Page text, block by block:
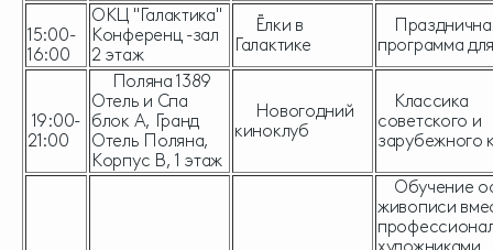
15:00-
16:00
ОКЦ "Галактика"
Конференц -зал
2 этаж
Ёлки в
Галактике
программа
19:00-
21:00
Поляна 1389
Отель и Спа
блок А, Гранд
Отель Поляна,
Корпус В, 1 этаж
Новогодний
киноклуб
Классика
советского и
зарубежного
Обучение
живописи